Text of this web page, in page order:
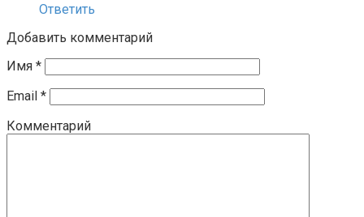
Ответить
Добавить комментарий
Имя *
Email *
Комментарий